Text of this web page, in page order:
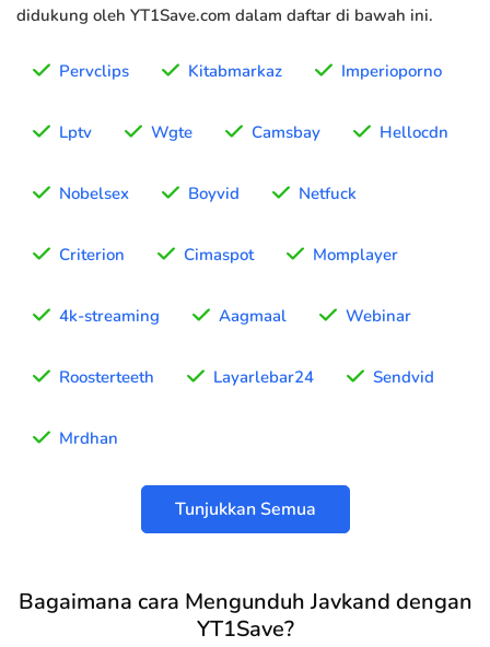
didukung oleh YT1Save.com dalam daftar di bawah ini.
Pervclips Kitabmarkaz Imperioporno
Lptv Wgte Camsbay Hellocdn
Nobelsex Boyvid Netfuck
Criterion Cimaspot Momplayer
4k-streaming Aagmaal Webinar
Roosterteeth Layarlebar24 Sendvid
Mrdhan
Tunjukkan Semua
Bagaimana cara Mengunduh Javkand dengan
YT1Save?